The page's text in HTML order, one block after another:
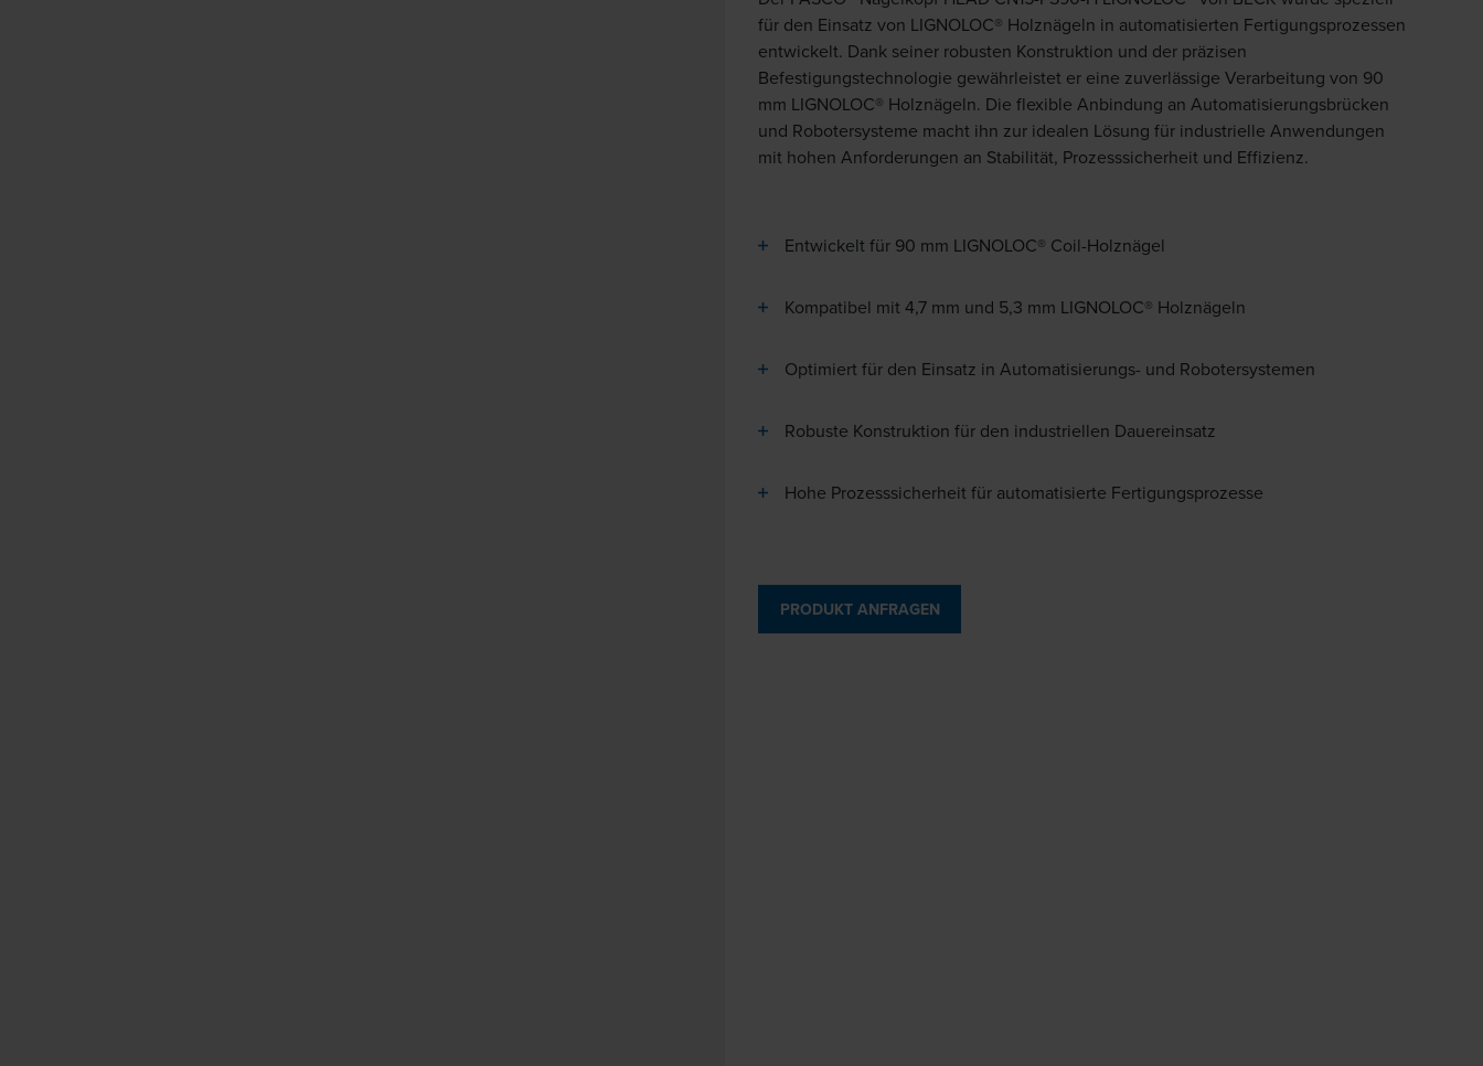
für den Einsatz von LIGNOLOC® Holznägeln in automatisierten Fertigungsprozessen
entwickelt. Dank seiner robusten Konstruktion und der präzisen
Befestigungstechnologie gewährleistet er eine zuverlässige Verarbeitung von 90
mm LIGNOLOC® Holznägeln. Die flexible Anbindung an Automatisierungsbrücken
und Robotersysteme macht ihn zur idealen Lösung für industrielle Anwendungen
mit hohen Anforderungen an Stabilität, Prozesssicherheit und Effizienz.
Entwickelt für 90 mm LIGNOLOC® Coil-Holznägel
Kompatibel mit 4,7 mm und 5,3 mm LIGNOLOC® Holznägeln
Optimiert für den Einsatz in Automatisierungs- und Robotersystemen
Robuste Konstruktion für den industriellen Dauereinsatz
Hohe Prozesssicherheit für automatisierte Fertigungsprozesse
PRODUKT ANFRAGEN